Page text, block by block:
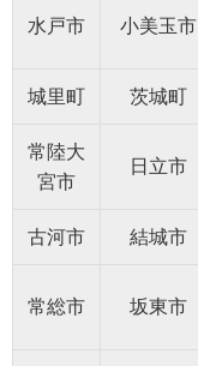
水戸市 小美玉市
城里町 茨城町
常陸大
宮市
日立市
古河市 結城市
常総市 坂東市